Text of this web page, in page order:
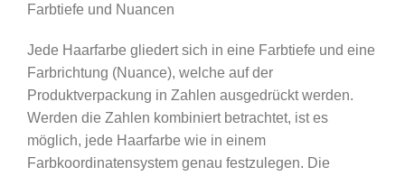
Farbtiefe und Nuancen
Jede Haarfarbe gliedert sich in eine Farbtiefe und eine
Farbrichtung (Nuance), welche auf der
Produktverpackung in Zahlen ausgedrückt werden.
Werden die Zahlen kombiniert betrachtet, ist es
möglich, jede Haarfarbe wie in einem
Farbkoordinatensystem genau festzulegen. Die